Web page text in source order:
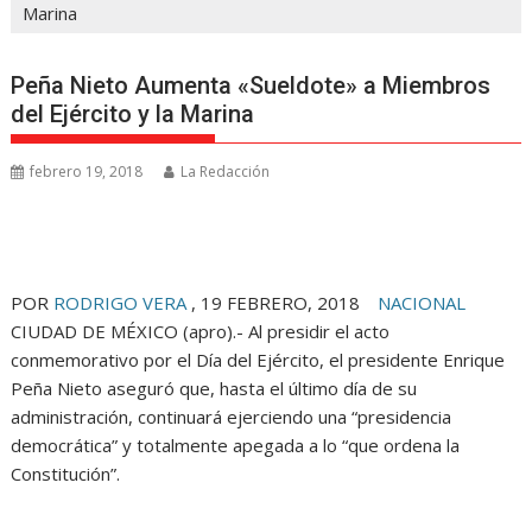
Marina
Peña Nieto Aumenta «Sueldote» a Miembros
del Ejército y la Marina
febrero 19, 2018 La Redacción
POR RODRIGO VERA , 19 FEBRERO, 2018
NACIONAL
CIUDAD DE MÉXICO (apro).- Al presidir el acto
conmemorativo por el Día del Ejército, el presidente Enrique
Peña Nieto aseguró que, hasta el último día de su
administración, continuará ejerciendo una “presidencia
democrática” y totalmente apegada a lo “que ordena la
Constitución”.